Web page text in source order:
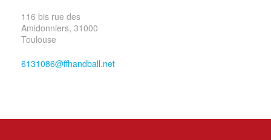
116 bis rue des
Amidonniers, 31000
Toulouse
6131086@ffhandball.net